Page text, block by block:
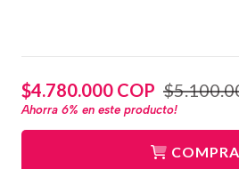
$4.780.000 COP
Ahorra 6% en este producto!